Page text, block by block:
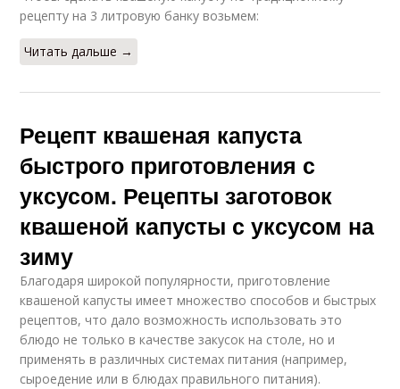
рецепту на 3 литровую банку возьмем:
Читать дальше →
Рецепт квашеная капуста
быстрого приготовления с
уксусом. Рецепты заготовок
квашеной капусты с уксусом на
зиму
Благодаря широкой популярности, приготовление
квашеной капусты имеет множество способов и быстрых
рецептов, что дало возможность использовать это
блюдо не только в качестве закусок на столе, но и
применять в различных системах питания (например,
сыроедение или в блюдах правильного питания).